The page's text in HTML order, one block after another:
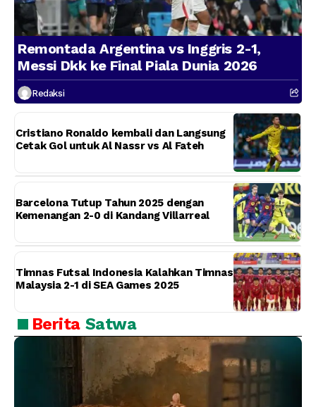
Remontada Argentina vs Inggris 2-1,
Messi Dkk ke Final Piala Dunia 2026
Redaksi
Cristiano Ronaldo kembali dan Langsung
Cetak Gol untuk Al Nassr vs Al Fateh
Barcelona Tutup Tahun 2025 dengan
Kemenangan 2-0 di Kandang Villarreal
Timnas Futsal Indonesia Kalahkan Timnas
Malaysia 2-1 di SEA Games 2025
Berita Satwa